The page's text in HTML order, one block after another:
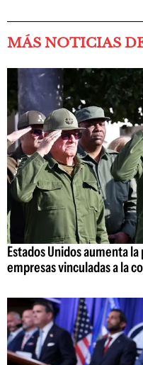
MÁS NOTICIAS
Estados Unidos aumenta
empresas vinculadas a la